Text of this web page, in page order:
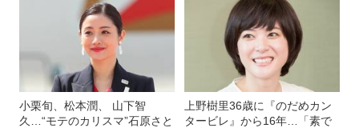
小栗旬、松本潤、 山下智
久…“モテのカリスマ”石原さと
上野樹里36歳に『のだめカン
タービレ』から16年…「素で